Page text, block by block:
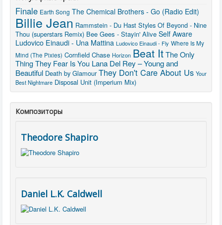
Finale Earth Song The Chemical Brothers - Go (Radio Edit)
Billie Jean Rammstein - Du Hast Styles Of Beyond - Nine
Thou (superstars Remix) Bee Gees - Stayin' Alive Self Aware
Ludovico Einaudi - Una Mattina Ludovico Einaudi - Fly Where Is My
Mind (The Pixies) Cornfield Chase Horizon Beat ItThe Only
Thing They Fear Is You Lana Del Rey – Young and
Beautiful Death by Glamour They Don't Care About Us Your
Best Nightmare Disposal Unit (Imperium Mix)
Композиторы
Theodore Shapiro
Daniel L.K. Caldwell